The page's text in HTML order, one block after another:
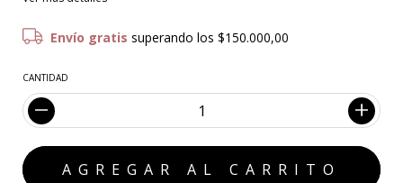
Envío gratis superando los$150.000,00
CANTIDAD